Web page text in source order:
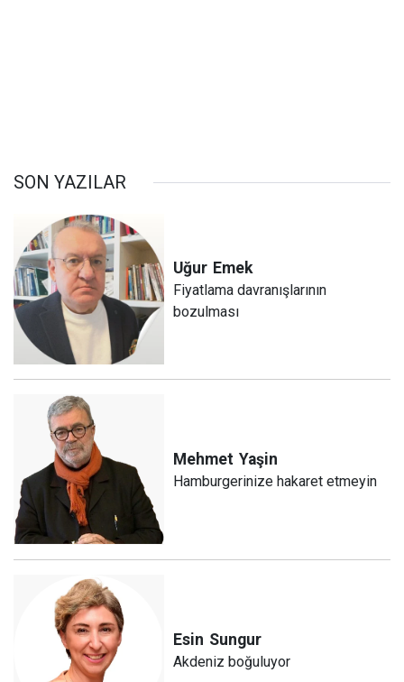
SON YAZILAR
Uğur Emek
Fiyatlama davranışlarının
bozulması
Mehmet Yaşin
Hamburgerinize hakaret etmeyin
Esin Sungur
Akdeniz boğuluyor